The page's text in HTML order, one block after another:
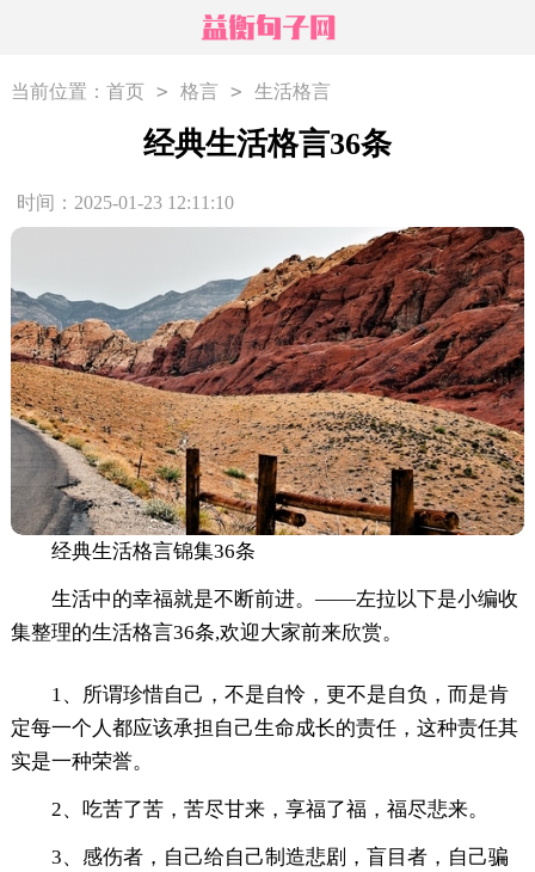
当前位置： 首页 > 格言 > 生活格言
经典生活格言36条
时间：2025-01-23 12:11:10
经典生活格言锦集36条
生活中的幸福就是不断前进。——左拉以下是小编收
集整理的生活格言36条,欢迎大家前来欣赏。
1、所谓珍惜自己，不是自怜，更不是自负，而是肯
定每一个人都应该承担自己生命成长的责任，这种责任其
实是一种荣誉。
2、吃苦了苦，苦尽甘来，享福了福，福尽悲来。
3、感伤者，自己给自己制造悲剧，盲目者，自己骗